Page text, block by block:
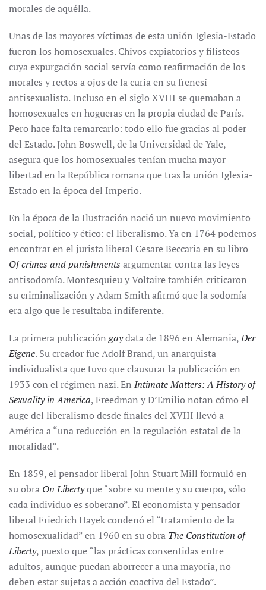
morales de aquélla.
Unas de las mayores víctimas de esta unión Iglesia-Estado
fueron los homosexuales. Chivos expiatorios y filisteos
cuya expurgación social servía como reafirmación de los
morales y rectos a ojos de la curia en su frenesí
antisexualista. Incluso en el siglo XVIII se quemaban a
homosexuales en hogueras en la propia ciudad de París.
Pero hace falta remarcarlo: todo ello fue gracias al poder
del Estado. John Boswell, de la Universidad de Yale,
asegura que los homosexuales tenían mucha mayor
libertad en la República romana que tras la unión Iglesia-
Estado en la época del Imperio.
En la época de la Ilustración nació un nuevo movimiento
social, político y ético: el liberalismo. Ya en 1764 podemos
encontrar en el jurista liberal Cesare Beccaria en su libro
Of crimes and punishments argumentar contra las leyes
antisodomía. Montesquieu y Voltaire también criticaron
su criminalización y Adam Smith afirmó que la sodomía
era algo que le resultaba indiferente.
La primera publicación gaydata de 1896 en Alemania,Der
Eigene. Su creador fue Adolf Brand, un anarquista
individualista que tuvo que clausurar la publicación en
1933 con el régimen nazi. En Intimate Matters: A History of
Sexuality in America, Freedman y D’Emilio notan cómo el
auge del liberalismo desde finales del XVIII llevó a
América a “una reducción en la regulación estatal de la
moralidad”.
En 1859, el pensador liberal John Stuart Mill formuló en
su obra On Libertyque “sobre su mente y su cuerpo, sólo
cada individuo es soberano”. El economista y pensador
liberal Friedrich Hayek condenó el “tratamiento de la
homosexualidad” en 1960 en su obra The Constitution of
Liberty, puesto que “las prácticas consentidas entre
adultos, aunque puedan aborrecer a una mayoría, no
deben estar sujetas a acción coactiva del Estado”.